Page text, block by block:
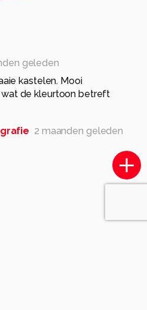
geleden
kastelen. Mooi
de kleurtoon betreft
2 maanden geleden